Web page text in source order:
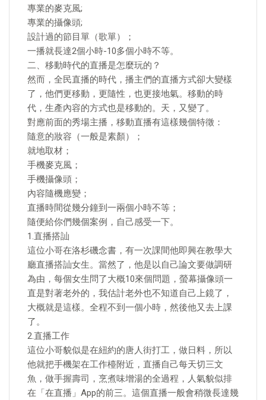
專業的麥克風;
專業的攝像頭;
設計過的節目單（歌單）；
一播就長達2個小時-10多個小時不等。
二、移動時代的直播是怎麼玩的？
然而，全民直播的時代，播主們的直播方式卻大變樣
了，他們更移動，更隨性，也更接地氣。移動的時
代，生產內容的方式也是移動的。天，又變了。
對應前面的秀場主播，移動直播有這樣幾個特徵：
隨意的妝容（一般是素顏）；
就地取材；
手機麥克風；
手機攝像頭；
內容隨機應變；
直播時間從幾分鐘到一兩個小時不等；
隨便給你們幾個案例，自己感受一下。
1.直播搭訕
這位小哥在洛杉磯念書，有一次課間他即興在教學大
廳直播搭訕女生。當然了，他是以自己論文要做調研
為由，每個女生問了大概10來個問題，螢幕攝像頭一
直是對著老外的，我估計老外也不知道自己上鏡了，
大概就是這樣。全程不到一個小時，然後他又去上課
了。
2.直播工作
這位小哥貌似是在紐約的唐人街打工，做日料，所以
他就把手機架在工作檯附近，直播自己每天切三文
魚，做手握壽司，烹煮味增湯的全過程，人氣貌似排
在「在直播」App的前三。這個直播一般會稍微長達幾